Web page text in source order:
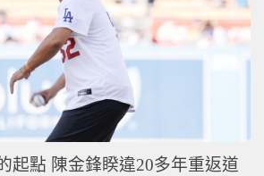
起點 陳金鋒睽違20多年重返道